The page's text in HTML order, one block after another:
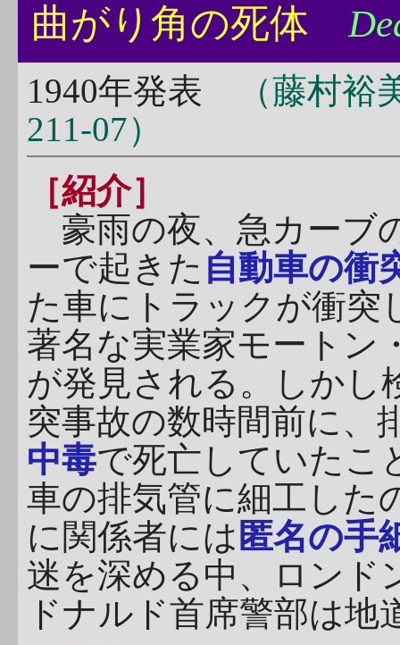
曲がり角の死体
1940年発表
（藤村
211-07）
［紹介］
豪雨の夜、急カーブ
ーで起きた 自動車の衝
た車にトラックが衝突
著名な実業家モートン
が発見される。しかし
突事故の数時間前に、
中毒で死亡していたこ
車の排気管に細工し
に関係者には 匿名の手
迷を深める中、ロンド
ドナルド首席警部は